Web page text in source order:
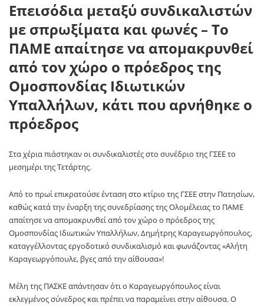
Επεισόδια μεταξύ συνδικαλιστών
με σπρωξίματα και φωνές – Το
ΠΑΜΕ απαίτησε να απομακρυνθεί
από τον χώρο ο πρόεδρος της
Ομοσπονδίας Ιδιωτικών
Υπαλλήλων, κάτι που αρνήθηκε ο
πρόεδρος
Στα χέρια πιάστηκαν οι συνδικαλιστές στο συνέδριο της ΓΣΕΕ το
μεσημέρι της Τετάρτης.
Από το πρωί επικρατούσε ένταση στο κτίριο της ΓΣΕΕ στην Πατησίων,
καθώς κατά την έναρξη της συνεδρίασης της Ολομέλειας το ΠΑΜΕ
απαίτησε να απομακρυνθεί από τον χώρο ο πρόεδρος της
Ομοσπονδίας Ιδιωτικών Υπαλλήλων, Δημήτρης Καραγεωργόπουλος,
καταγγέλλοντας εργοδοτικό συνδικαλισμό και φωνάζοντας «Αλήτη
Καραγεωργόπουλε, βγες από την αίθουσα»!
Μέλη της ΠΑΣΚΕ απάντησαν ότι ο Καραγεωργόπουλος είναι
εκλεγμένος σύνεδρος και πρέπει να παραμείνει στην αίθουσα. Ο